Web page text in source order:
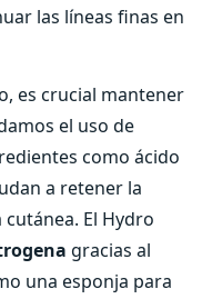
las líneas finas en
es crucial mantener
el uso de
como ácido
a retener la
El Hydro
gracias al
una esponja para